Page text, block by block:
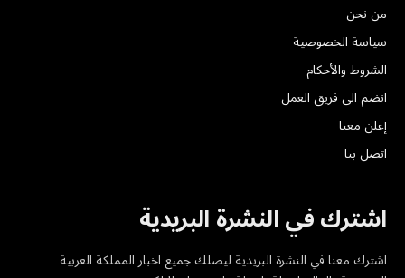
من نحن
سياسة الخصوصية
الشروط والأحكام
انضم الى فريق العمل
إعلن معنا
اتصل بنا
اشترك في النشرة البريدية
اشترك معنا في النشرة البريدية ليصلك جميع اخبار المملكة العربية